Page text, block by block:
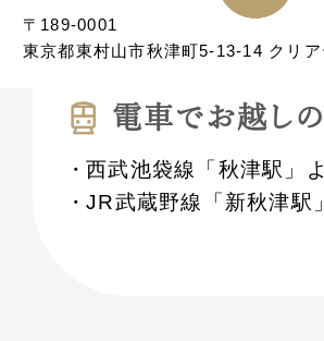
〒189-0001
東京都東村山市秋津町5-13-14 クリ
電⾞でお越し
西武池袋線「秋津駅」
JR武蔵野線「新秋津駅